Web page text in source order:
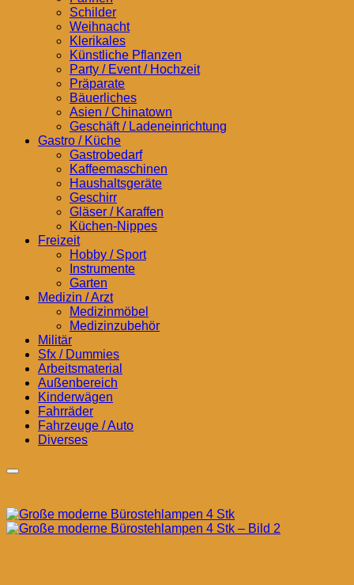
Schilder
Weihnacht
Klerikales
Künstliche Pflanzen
Party / Event / Hochzeit
Präparate
Bäuerliches
Asien / Chinatown
Geschäft / Ladeneinrichtung
Gastro / Küche
Gastrobedarf
Kaffeemaschinen
Haushaltsgeräte
Geschirr
Gläser / Karaffen
Küchen-Nippes
Freizeit
Hobby / Sport
Instrumente
Garten
Medizin / Arzt
Medizinmöbel
Medizinzubehör
Militär
Sfx / Dummies
Arbeitsmaterial
Außenbereich
Kinderwägen
Fahrräder
Fahrzeuge / Auto
Diverses